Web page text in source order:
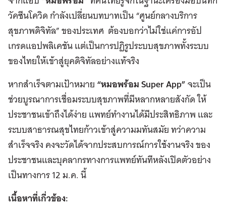
วัคซีนโควิด กำลังเปลี่ยนบทบาทเป็น “ศูนย์กลางบริการ
สุขภาพดิจิทัล” ของประเทศ ต้องบอกว่าไม่ใช่แค่การอัป
เกรดแอปพลิเคชัน แต่เป็นการปฏิรูประบบสุขภาพทั้งระบบ
ของไทยให้เข้าสู่ยุคดิจิทัลอย่างแท้จริง
หากสำเร็จตามเป้าหมาย“หมอพร้อมSuper App”จะเป็น
ช่วยบูรณาการเชื่อมระบบสุขภาพที่มีหลากหลายสังกัด ให้
ประชาชนเข้าถึงได้ง่าย แพทย์ทำงานได้มีประสิทธิภาพ และ
ระบบสาธารณสุขไทยก้าวเข้าสู่ความมทันสมัย ทว่าความ
สำเร็จจริง คงจะวัดได้จากประสบการณ์การใช้งานจริง ของ
ประชาชนและบุคลากรทางการแพทย์ทันทีหลังเปิดตัวอย่าง
เป็นทางการ 12 ม.ค. นี้
เนื้อหาที่เกี่วข้อง: